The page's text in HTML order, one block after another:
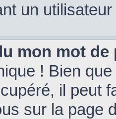
un
mon mot de
! Bien
il peut
sur la page